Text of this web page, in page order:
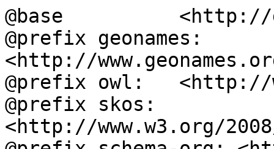
@base          <http://
@prefix geonames:
<http://
@prefix owl:   <http://
@prefix skos:
<http://www.w3.org/